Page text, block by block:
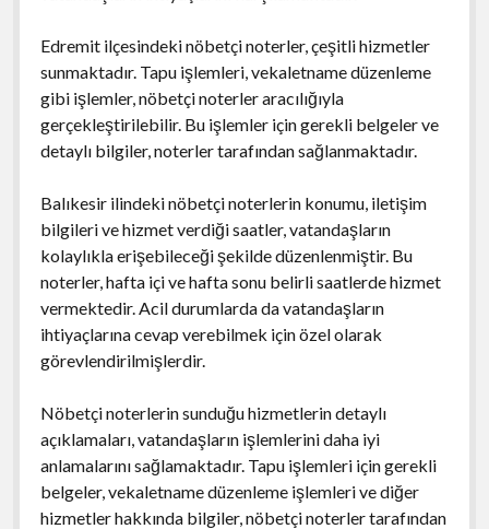
Edremit ilçesindeki nöbetçi noterler, çeşitli hizmetler
sunmaktadır. Tapu işlemleri, vekaletname düzenleme
gibi işlemler, nöbetçi noterler aracılığıyla
gerçekleştirilebilir. Bu işlemler için gerekli belgeler ve
detaylı bilgiler, noterler tarafından sağlanmaktadır.
Balıkesir ilindeki nöbetçi noterlerin konumu, iletişim
bilgileri ve hizmet verdiği saatler, vatandaşların
kolaylıkla erişebileceği şekilde düzenlenmiştir. Bu
noterler, hafta içi ve hafta sonu belirli saatlerde hizmet
vermektedir. Acil durumlarda da vatandaşların
ihtiyaçlarına cevap verebilmek için özel olarak
görevlendirilmişlerdir.
Nöbetçi noterlerin sunduğu hizmetlerin detaylı
açıklamaları, vatandaşların işlemlerini daha iyi
anlamalarını sağlamaktadır. Tapu işlemleri için gerekli
belgeler, vekaletname düzenleme işlemleri ve diğer
hizmetler hakkında bilgiler, nöbetçi noterler tarafından